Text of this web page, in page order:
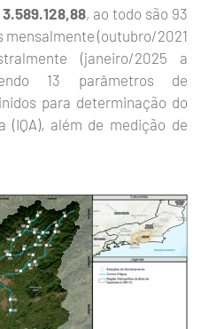
3.589.128,88, ao todo são 93
(outubro/2021
(janeiro/2025 a
13 parâmetros de
para determinação do
(IQA), além de medição de